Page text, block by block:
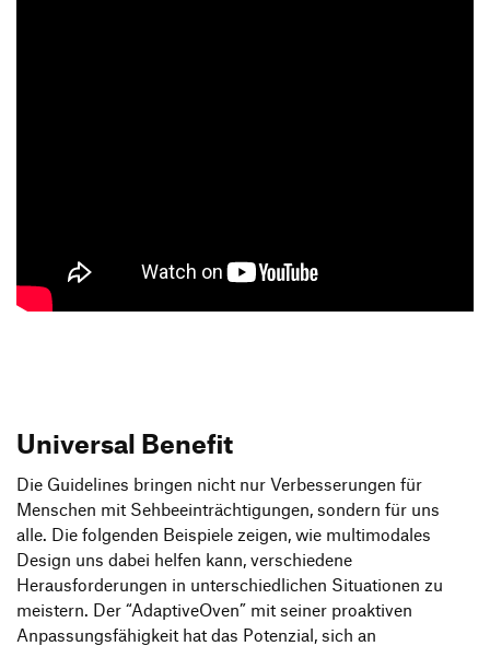
Universal Benefit
Die Guidelines bringen nicht nur Verbesserungen für
Menschen mit Sehbeeinträchtigungen, sondern für uns
alle. Die folgenden Beispiele zeigen, wie multimodales
Design uns dabei helfen kann, verschiedene
Herausforderungen in unterschiedlichen Situationen zu
meistern. Der “AdaptiveOven” mit seiner proaktiven
Anpassungsfähigkeit hat das Potenzial, sich an